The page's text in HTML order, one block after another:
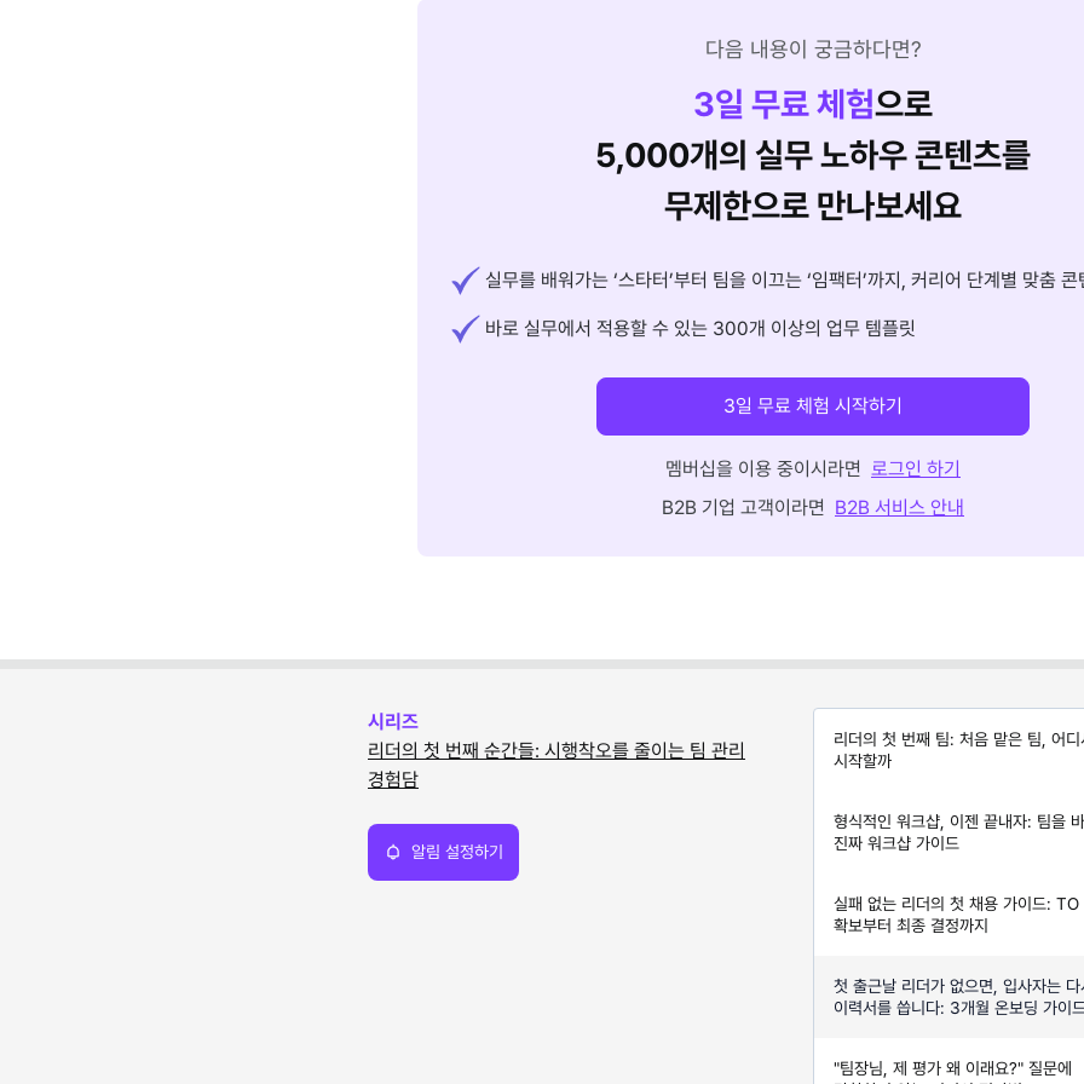
다음 내용이 궁금하다면?
3일 무료 체험으로
5,000개의 실무 노하우 콘텐츠를
무제한으로 만나보세요
실무를 배워가는 ‘스타터’부터 팀을 이끄는 ‘임팩터’까지, 커리어 단계별 맞춤 콘
바로 실무에서 적용할 수 있는 300개 이상의 업무 템플릿
3일 무료 체험 시작하기
멤버십을 이용 중이시라면 로그인 하기
B2B 기업 고객이라면 B2B 서비스 안내
시리즈
리더의 첫 번째 순간들: 시행착오를 줄이는 팀 관리
경험담
알림 설정하기
리더의 첫 번째 팀: 처음 맡은 팀, 어디
시작할까
형식적인 워크샵, 이젠 끝내자: 팀을
진짜 워크샵 가이드
실패 없는 리더의 첫 채용 가이드: TO
확보부터 최종 결정까지
첫 출근날 리더가 없으면, 입사자는 다
이력서를 씁니다: 3개월 온보딩 가이
"팀장님, 제 평가 왜 이래요?" 질문에